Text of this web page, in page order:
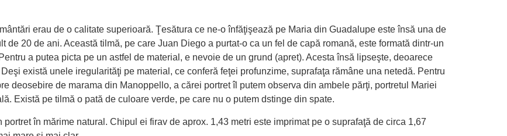
erau de o calitate superioară. Ţesătura ce ne-o înfăţişează pe Maria din Guadalupe este însă una de
de 20 de ani. Această tilmă, pe care Juan Diego a purtat-o ca un fel de capă romană, este formată dintr-un
a putea picta pe un astfel de material, e nevoie de un grund (apret). Acesta însă lipseşte, deoarece
există unele iregularităţi pe material, ce conferă feţei profunzime, suprafaţa rămâne una netedă. Pentru
deosebire de marama din Manoppello, a cărei portret îl putem observa din ambele părţi, portretul Mariei
Există pe tilmă o pată de culoare verde, pe care nu o putem dstinge din spate.
în mărime natural. Chipul ei firav de aprox. 1,43 metri este imprimat pe o suprafaţă de circa 1,67